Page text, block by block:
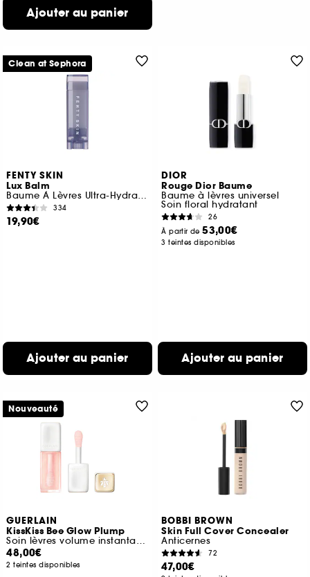
Ajouter au panier
FENTY SKIN
Lux Balm
Baume À Lèvres Ultra-Hydratant À La Cerise
334
19,90€
Ajouter au panier
Clean at Sephora
DIOR
Rouge Dior Baume
Baume à lèvres universel
Soin floral hydratant
26
À partir de53,00€
3 teintes disponibles
Ajouter au panier
GUERLAIN
KissKiss Bee Glow Plump
Soin lèvres volume instantané & longue durée
48,00€
2 teintes disponibles
Nouveauté
BOBBI BROWN
Skin Full Cover Concealer
Anticernes
72
47,00€